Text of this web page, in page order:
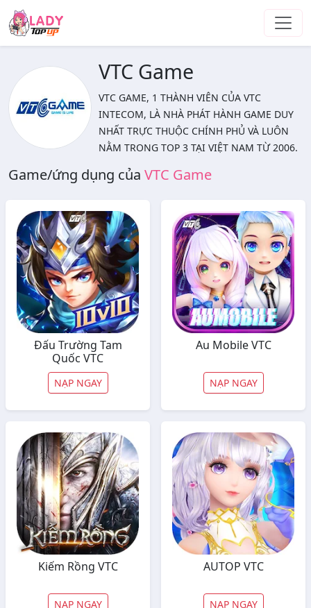
Skip to main content
VTC Game
VTC GAME, 1 THÀNH VIÊN CỦA VTC
INTECOM, LÀ NHÀ PHÁT HÀNH GAME DUY
NHẤT TRỰC THUỘC CHÍNH PHỦ VÀ LUÔN
NẰM TRONG TOP 3 TẠI VIỆT NAM TỪ 2006.
Game/ứng dụng của VTC Game
Đấu Trường Tam
Quốc VTC
NẠP NGAY
Au Mobile VTC
NẠP NGAY
Kiếm Rồng VTC
NẠP NGAY
AUTOP VTC
NẠP NGAY